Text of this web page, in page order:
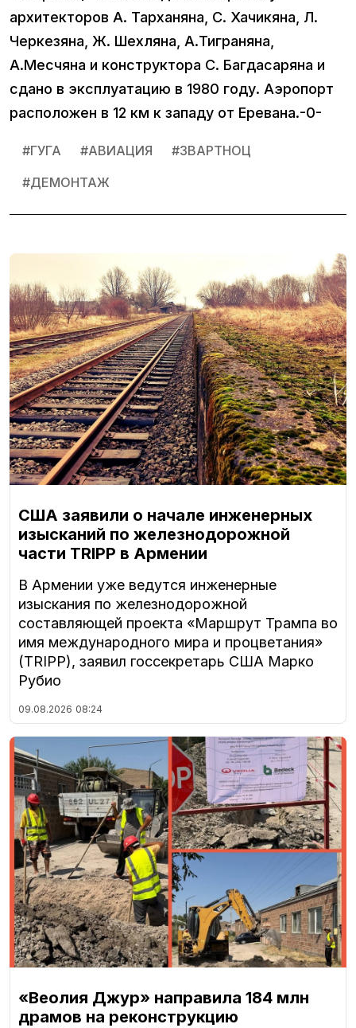
архитекторов А. Тарханяна, С. Хачикяна, Л.
Черкезяна, Ж. Шехляна, А.Тиграняна,
А.Месчяна и конструктора С. Багдасаряна и
сдано в эксплуатацию в 1980 году. Аэропорт
расположен в 12 км к западу от Еревана.-0-
#ГУГА #АВИАЦИЯ #ЗВАРТНОЦ
#ДЕМОНТАЖ
США заявили о начале инженерных
изысканий по железнодорожной
части TRIPP в Армении
В Армении уже ведутся инженерные
изыскания по железнодорожной
составляющей проекта «Маршрут Трампа во
имя международного мира и процветания»
(TRIPP), заявил госсекретарь США Марко
Рубио
09.08.2026 08:24
«Веолия Джур» направила 184 млн
драмов на реконструкцию